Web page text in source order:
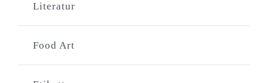
Literatur
Food Art